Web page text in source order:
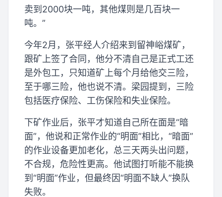
卖到2000块一吨，其他煤则是几百块一
吨。”
今年2月，张平经人介绍来到留神峪煤矿，
跟矿上签了合同，他分不清自己是正式工还
是外包工，只知道矿上每个月给他交三险，
至于哪三险，他也说不清。梁园提到，三险
包括医疗保险、工伤保险和失业保险。
下矿作业后，张平才知道自己所在面是“暗
面”，他说和正常作业的“明面”相比，“暗面”
的作业设备更加老化，总三天两头出问题，
不合规，危险性更高。他试图打听能不能换
到“明面”作业，但最终因“明面不缺人”换队
失败。